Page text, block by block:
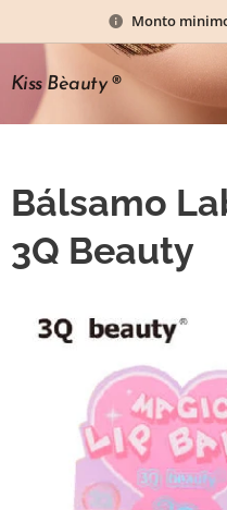
Monto
Kiss Bèauty®
Bálsamo
3Q Beauty